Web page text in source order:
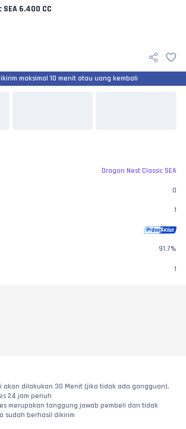
6.400 CC
maksimal 10 menit atau uang kembali
Dragon Nest Classic SEA
0
1
91.7%
1
akan dilakukan 30 Menit (jika tidak ada gangguan).
24 jam penuh
merupakan tanggung jawab pembeli dan tidak
sudah berhasil dikirim